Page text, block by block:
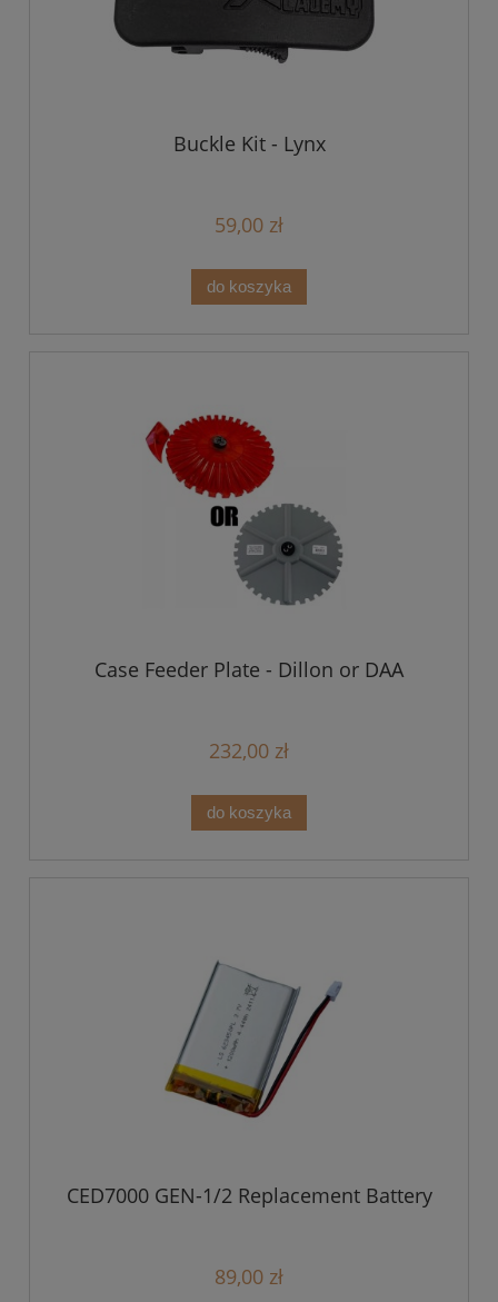
Buckle Kit - Lynx
59,00 zł
do koszyka
Case Feeder Plate - Dillon or DAA
232,00 zł
do koszyka
CED7000 GEN-1/2 Replacement Battery
89,00 zł